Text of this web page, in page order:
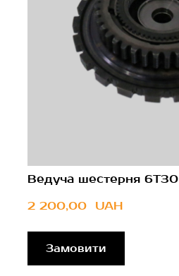
Ведуча шестерня 6T30
2 200,00  UAH
Замовити